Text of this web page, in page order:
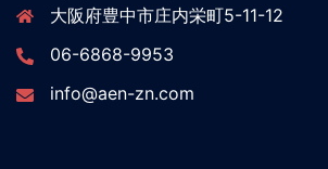
大阪府豊中市庄内栄町5-11-12
06-6868-9953
info@aen-zn.com